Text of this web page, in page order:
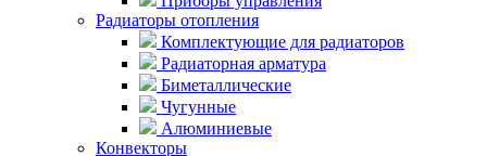
Радиаторы отопления
Комплектующие для радиаторов
Радиаторная арматура
Биметаллические
Чугунные
Алюминиевые
Конвекторы